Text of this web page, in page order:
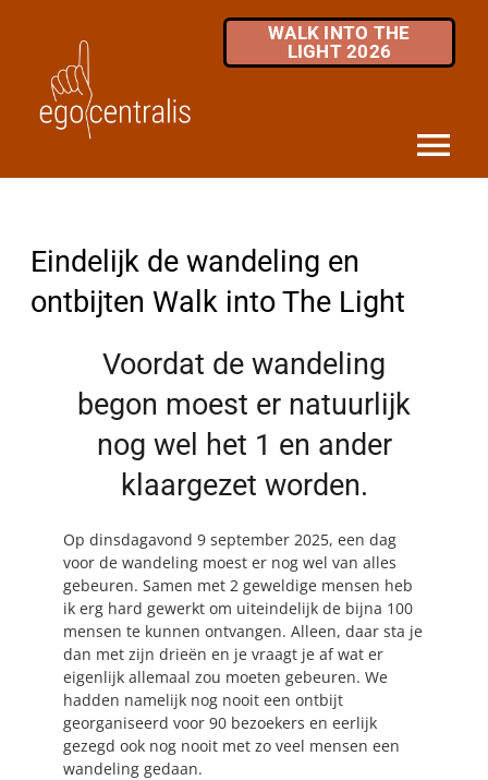
WALK INTO THE
LIGHT 2026
DIENSTEN
MKB / ZZP
CONTACT
MAAK AFSPRAAK
Eindelijk de wandeling en
ontbijten Walk into The Light
Voordat de wandeling
begon moest er natuurlijk
nog wel het 1 en ander
klaargezet worden.
Op dinsdagavond 9 september 2025, een dag
voor de wandeling moest er nog wel van alles
gebeuren. Samen met 2 geweldige mensen heb
ik erg hard gewerkt om uiteindelijk de bijna 100
mensen te kunnen ontvangen. Alleen, daar sta je
dan met zijn drieën en je vraagt je af wat er
eigenlijk allemaal zou moeten gebeuren. We
hadden namelijk nog nooit een ontbijt
georganiseerd voor 90 bezoekers en eerlijk
gezegd ook nog nooit met zo veel mensen een
wandeling gedaan.